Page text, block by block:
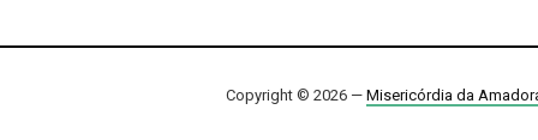
Copyright © 2026 — Misericórdia da